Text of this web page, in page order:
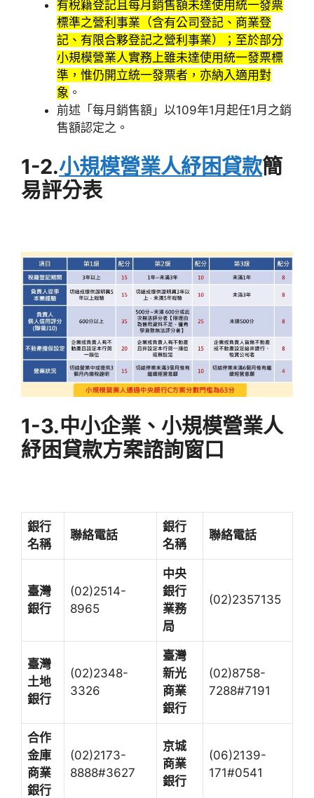
有稅籍登記且每月銷售額未達使用統一發票
標準之營利事業（含有公司登記、商業登
記、有限合夥登記之營利事業）；至於部分
小規模營業人實務上雖未達使用統一發票標
準，惟仍開立統一發票者，亦納入適用對
象 。
前述「每月銷售額」以109年1月起任1月之銷
售額認定之。
1-2.小規模營業人紓困貸款簡
易評分表
1-3.中小企業、小規模營業人
紓困貸款方案諮詢窗口
銀行
名稱
聯絡電話
銀行
名稱
聯絡電話
臺灣
銀行
(02)2514-
8965
中央
銀行
業務
局
(02)2357135
臺灣
土地
銀行
(02)2348-
3326
臺灣
新光
商業
銀行
(02)8758-
7288#7191
合作
金庫
商業
銀行
(02)2173-
8888#3627
京城
商業
銀行
(06)2139-
171#0541